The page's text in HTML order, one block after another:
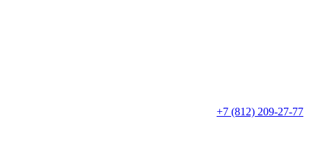
+7 (812) 209-27-77